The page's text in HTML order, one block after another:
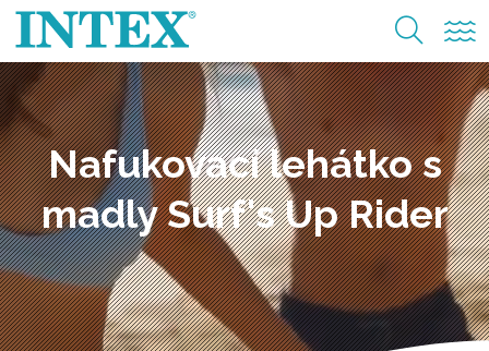
Nafukovací lehátko s
madly Surf's Up Rider